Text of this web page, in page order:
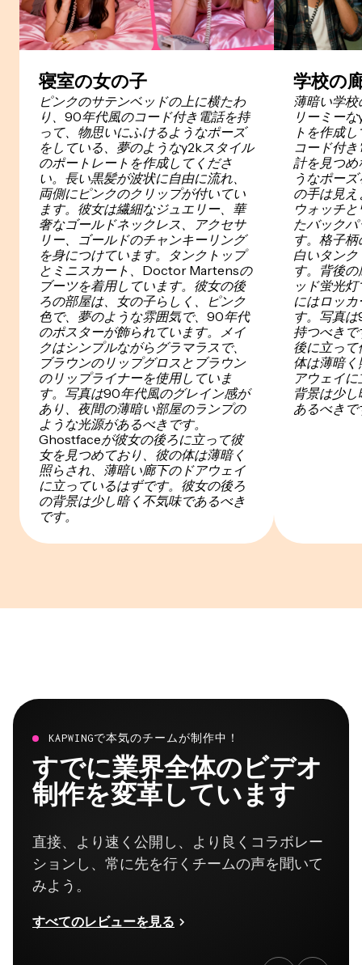
寝室の女の子
ピンクのサテンベッドの上に横たわ
り、90年代風のコード付き電話を持
って、物思いにふけるようなポーズ
をしている、夢のようなy2kスタイル
のポートレートを作成してくださ
い。長い黒髪が波状に自由に流れ、
両側にピンクのクリップが付いてい
ます。彼女は繊細なジュエリー、華
奢なゴールドネックレス、アクセサ
リー、ゴールドのチャンキーリング
を身につけています。タンクトップ
とミニスカート、Doctor Martensの
ブーツを着用しています。彼女の後
ろの部屋は、女の子らしく、ピンク
色で、夢のような雰囲気で、90年代
のポスターが飾られています。メイ
クはシンプルながらグラマラスで、
ブラウンのリップグロスとブラウン
のリップライナーを使用していま
す。写真は90年代風のグレイン感が
あり、夜間の薄暗い部屋のランプの
ような光源があるべきです。
Ghostfaceが彼女の後ろに立って彼
女を見つめており、彼の体は薄暗く
照らされ、薄暗い廊下のドアウェイ
に立っているはずです。彼女の後ろ
の背景は少し暗く不気味であるべき
です。
学校の
薄暗い学
リーミー
トを作成
コード付
計を見つめ
うなポー
の手は見
ウォッチ
たバック
す。格子
白いタン
す。背後
ッド蛍光
にはロッ
す。写真
持つべき
後に立っ
体は薄暗
アウェイ
背景は少
あるべきで
KAPWINGで本気のチームが制作中！
すでに業界全体のビデオ
制作を変革しています
直接、より速く公開し、より良くコラボレー
ションし、常に先を行くチームの声を聞いて
みよう。
すべてのレビューを見る